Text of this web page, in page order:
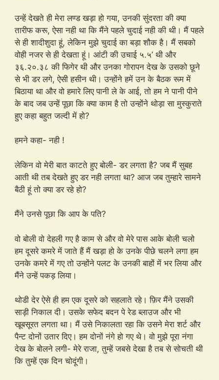
उन्हें देखते ही मेरा लण्ड खड़ा हो गया, उनकी सुंदरता की क्या
तारीफ करू, ऐसा नही था कि मैंने पहले चुदाई नही की थी। मैं पहले
से ही शादीशुदा हूं, लेकिन मुझे चुदाई का बड़ा शौक है। मैं सबको
वोही नजर से ही देखता हूं। आंटी की उचाई ५.५’ थी और
३६.२०.३८ की फिगेर थी और उनका गोरापन देख के उसको छूने
से भी डर लगे, ऐसी हसीन थी। उन्होंने हमें उन के बैठक रूम में
बिठाया था और वो हमारे लिए पानी ले के आई, तो हम ने पानी पीने
के बाद जब उन्हें पूछा कि क्या काम है तो उन्होंने थोड़ा सा मुस्कुराते
हुए कहा बहुत जल्दी में हो?
हमने कहा- नही !
लेकिन वो मेरी बात काटते हुए बोली- डर लगता है? जब मैं सुबह
आती थी तब देखते हुए डर नही लगता था? आज जब तुम्हारे सामने
बैठी हूं तो क्या डर रहे हो?
मैंने उनसे पूछा कि आप के पति?
वो बोली वो देहली गए है काम से और वो मेरे पास आके बोली चलो
हम दूसरे कमरे में जाते हैं मैं खड़ा हो के उनके पीछे चलने लगा हम
उनके कमरे में गए तो उन्होंने पलट के उनकी बाहों में भर लिया और
मैंने उन्हें पकड़ लिया।
थोडी देर ऐसे ही हम एक दूसरे को सहलाते रहे। फ़िर मैंने उसकी
साड़ी निकाल दी। उसके सफेद बदन पे रेड ब्लाउज और भी
खूबसूरत लगता था। मैं उसे निकालता रहा कि उसने मेरा शर्ट और
पैन्ट दोनों उतार दिए। हम दोनों नंगे हो गए थे। वो मुझे पूरा नंगा
देख के बोलने लगी- मेरे राजा, तुम्हें जबसे देखा है तब से सोचती थी
कि तुम्हें एक दिन चोदूंगी।